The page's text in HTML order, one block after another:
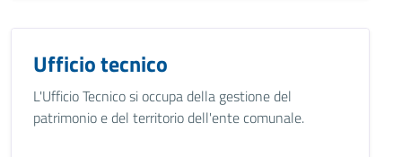
Ufficio tecnico
L'Ufficio Tecnico si occupa della gestione del
patrimonio e del territorio dell'ente comunale.